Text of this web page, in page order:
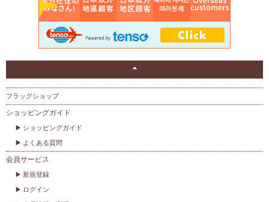
フラッグショップ
ショッピングガイド
ショッピングガイド
よくある質問
会員サービス
新規登録
ログイン